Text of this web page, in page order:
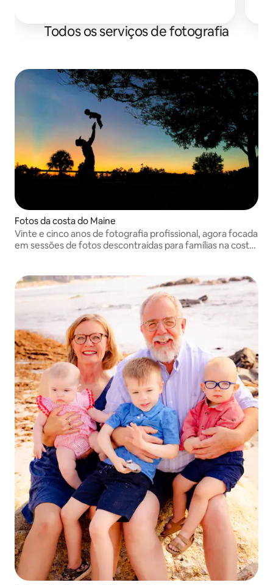
Todos os serviços de fotografia
Fotos da costa do Maine
Vinte e cinco anos de fotografia profissional, agora focada
em sessões de fotos descontraídas para famílias na costa